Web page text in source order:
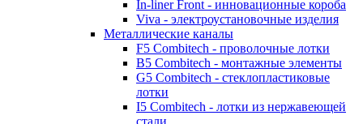
In-liner Front - инновационные короба
Viva - электроустановочные изделия
Металлические каналы
F5 Combitech - проволочные лотки
B5 Combitech - монтажные элементы
G5 Combitech - стеклопластиковые
лотки
I5 Combitech - лотки из нержавеющей
стали